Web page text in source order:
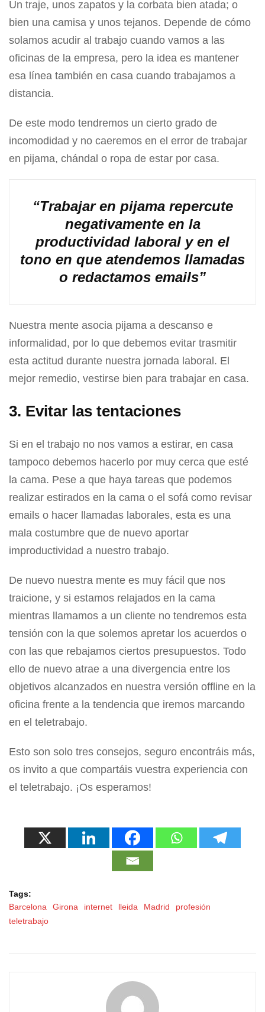
Un traje, unos zapatos y la corbata bien atada; o
bien una camisa y unos tejanos. Depende de cómo
solamos acudir al trabajo cuando vamos a las
oficinas de la empresa, pero la idea es mantener
esa línea también en casa cuando trabajamos a
distancia.
De este modo tendremos un cierto grado de
incomodidad y no caeremos en el error de trabajar
en pijama, chándal o ropa de estar por casa.
“Trabajar en pijama repercute
negativamente en la
productividad laboral y en el
tono en que atendemos llamadas
o redactamos emails”
Nuestra mente asocia pijama a descanso e
informalidad, por lo que debemos evitar trasmitir
esta actitud durante nuestra jornada laboral. El
mejor remedio, vestirse bien para trabajar en casa.
3. Evitar las tentaciones
Si en el trabajo no nos vamos a estirar, en casa
tampoco debemos hacerlo por muy cerca que esté
la cama. Pese a que haya tareas que podemos
realizar estirados en la cama o el sofá como revisar
emails o hacer llamadas laborales, esta es una
mala costumbre que de nuevo aportar
improductividad a nuestro trabajo.
De nuevo nuestra mente es muy fácil que nos
traicione, y si estamos relajados en la cama
mientras llamamos a un cliente no tendremos esta
tensión con la que solemos apretar los acuerdos o
con las que rebajamos ciertos presupuestos. Todo
ello de nuevo atrae a una divergencia entre los
objetivos alcanzados en nuestra versión offline en la
oficina frente a la tendencia que iremos marcando
en el teletrabajo.
Esto son solo tres consejos, seguro encontráis más,
os invito a que compartáis vuestra experiencia con
el teletrabajo. ¡Os esperamos!
Tags:
Barcelona
Girona internet lleida Madrid
profesión
teletrabajo